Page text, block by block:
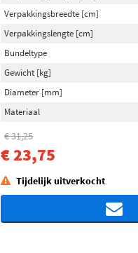
Verpakkingsbreedte [cm]
Verpakkingslengte [cm]
Bundeltype
Gewicht [kg]
Diameter [mm]
Materiaal
€ 31,25
€ 23,75
Tijdelijk uitverkocht